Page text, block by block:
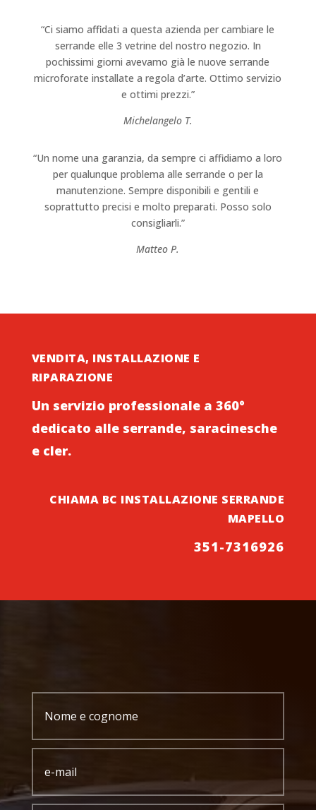
“Ci siamo affidati a questa azienda per cambiare le
serrande elle 3 vetrine del nostro negozio. In
pochissimi giorni avevamo già le nuove serrande
microforate installate a regola d’arte. Ottimo servizio
e ottimi prezzi.”
Michelangelo T.
“Un nome una garanzia, da sempre ci affidiamo a loro
per qualunque problema alle serrande o per la
manutenzione. Sempre disponibili e gentili e
soprattutto precisi e molto preparati. Posso solo
consigliarli.”
Matteo P.
VENDITA, INSTALLAZIONE E
RIPARAZIONE
Un servizio professionale a 360°
dedicato alle serrande, saracinesche
e cler.
CHIAMA BC INSTALLAZIONE SERRANDE
MAPELLO
351-7316926